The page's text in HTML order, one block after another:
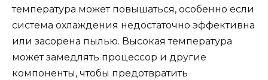
температура может повышаться, особенно если
система охлаждения недостаточно эффективна
или засорена пылью. Высокая температура
может замедлять процессор и другие
компоненты, чтобы предотвратить